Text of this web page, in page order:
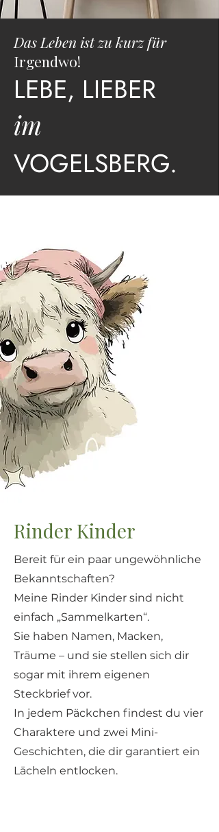
Das Leben ist zu kurz für
Irgendwo!
LEBE, LIEBER
im
VOGELSBERG.
Rinder Kinder
Bereit für ein paar ungewöhnliche
Bekanntschaften?
Meine Rinder Kinder sind nicht
einfach „Sammelkarten“.
Sie haben Namen, Macken,
Träume – und sie stellen sich dir
sogar mit ihrem eigenen
Steckbrief vor.
In jedem Päckchen findest du vier
Charaktere und zwei Mini-
Geschichten, die dir garantiert ein
Lächeln entlocken.